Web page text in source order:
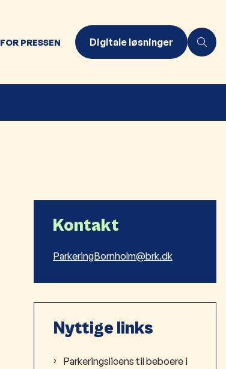
FOR PRESSEN Digitale løsninger
Kontakt
ParkeringBornholm@brk.dk
Nyttige links
Parkeringslicens til beboere i